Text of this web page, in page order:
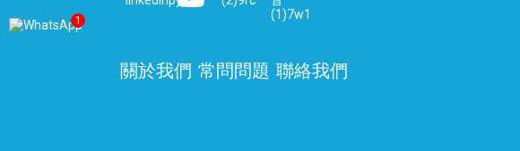
關於我們 常問問題 聯絡我們
1